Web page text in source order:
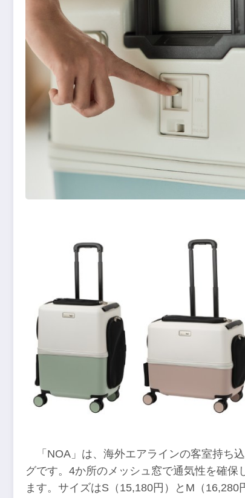
「NOA」は、海外エアラインの客室持ち
グです。4か所のメッシュ窓で通気性を確
ます。サイズはS（15,180円）とM（